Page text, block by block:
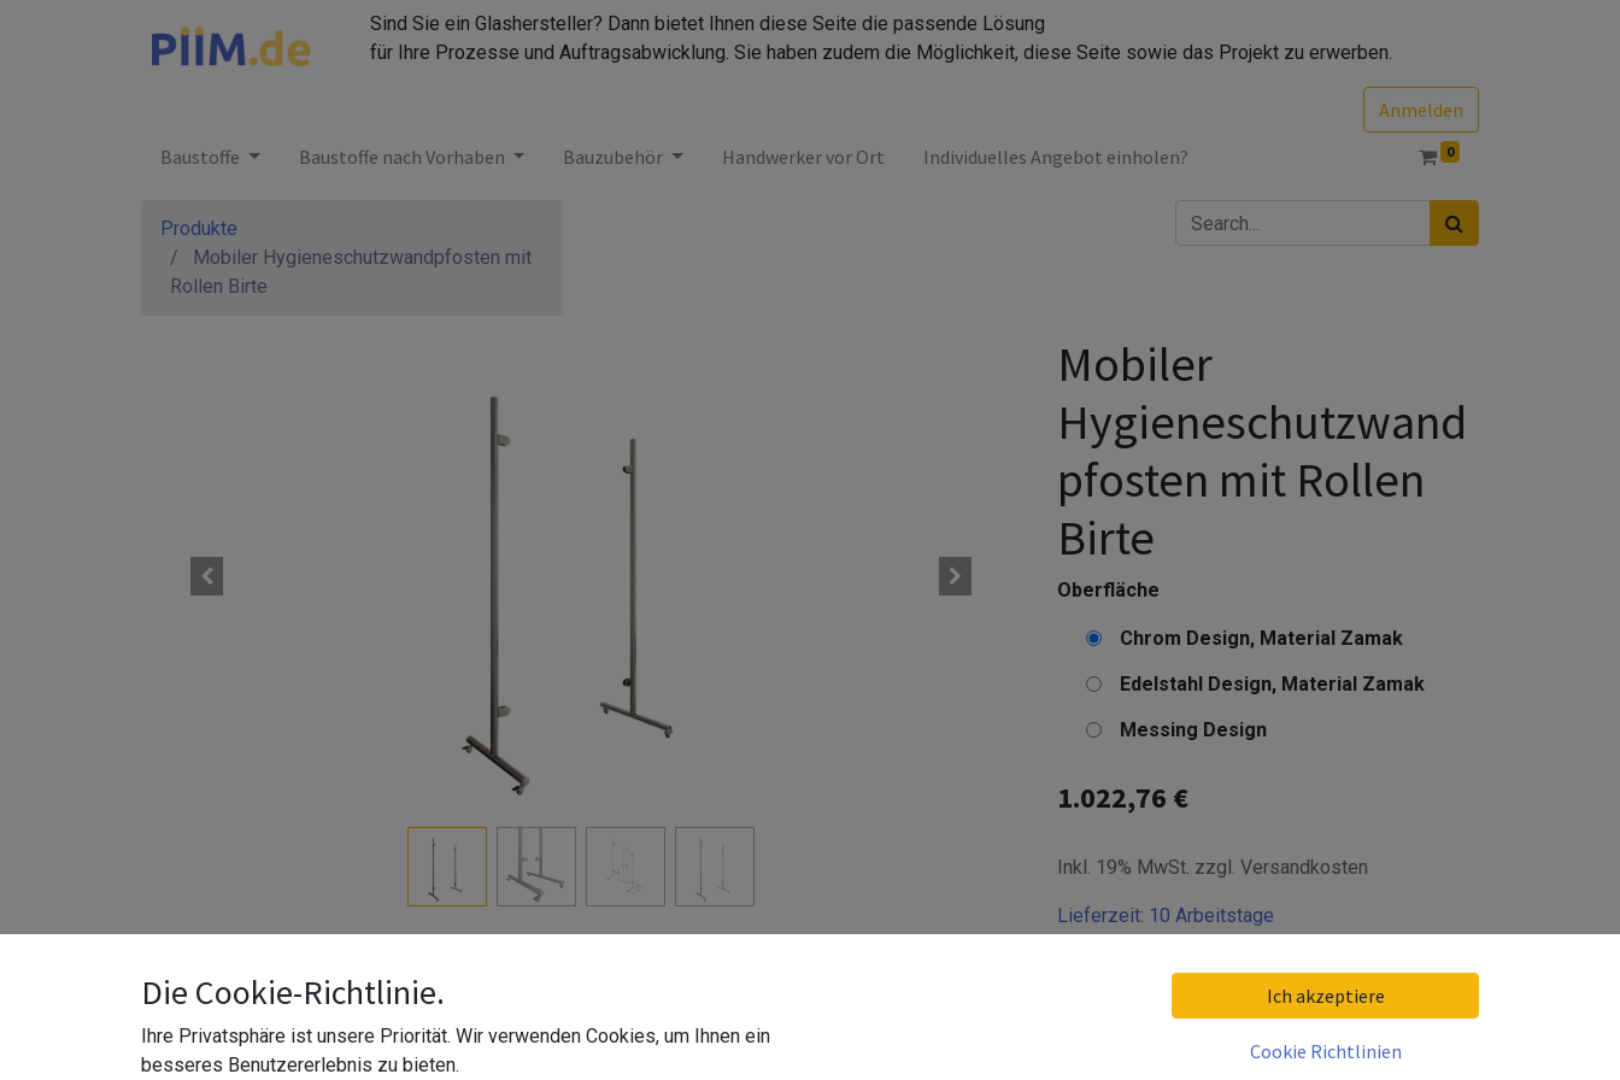
Sind Sie ein Glashersteller? Dann bietet Ihnen diese Seite die passende Lösung
für Ihre Prozesse und Auftragsabwicklung. Sie haben zudem die Möglichkeit, diese Seite sowie das Projekt zu erwerben.
Anmelden
Baustoffe
Baustoffe nach Vorhaben Bauzubehör Handwerker vor Ort Individuelles Angebot einholen? 0
Produkte
Mobiler Hygieneschutzwandpfosten mit
Rollen Birte
Mobiler
Hygieneschutzwand
pfosten mit Rollen
Birte
Oberfläche
Chrom Design, Material Zamak
Edelstahl Design, Material Zamak
Messing Design
1.022,76 €
Inkl. 19% MwSt. zzgl. Versandkosten
Lieferzeit: 10 Arbeitstage
Die Cookie-Richtlinie.
Ihre Privatsphäre ist unsere Priorität. Wir verwenden Cookies, um Ihnen ein
besseres Benutzererlebnis zu bieten.
Ich akzeptiere
Cookie Richtlinien